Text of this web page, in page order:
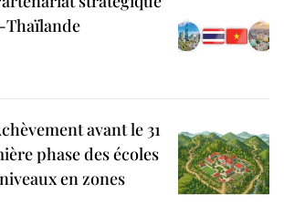
Thaïlande
avant le 31
phase des écoles
en zones